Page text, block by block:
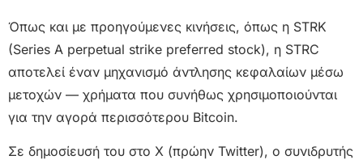
Όπως και με προηγούμενες κινήσεις, όπως η STRK
(Series A perpetual strike preferred stock), η STRC
αποτελεί έναν μηχανισμό άντλησης κεφαλαίων μέσω
μετοχών — χρήματα που συνήθως χρησιμοποιούνται
για την αγορά περισσότερου Bitcoin.
Σε δημοσίευσή του στο X (πρώην Twitter), ο συνιδρυτής